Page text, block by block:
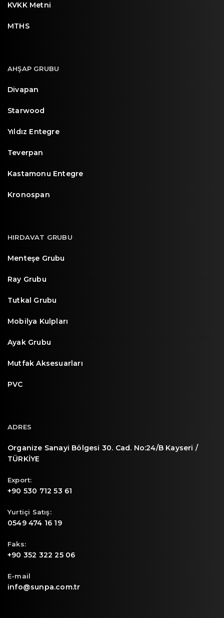
KVKK Metni
MTHS
AHŞAP GRUBU
Divapan
Starwood
Yıldız Entegre
Teverpan
Kastamonu Entegre
Kronospan
HIRDAVAT GRUBU
Menteşe Grubu
Ray Grubu
Tutkal Grubu
Mobilya Kulpları
Ayak Grubu
Mutfak Aksesuarları
PVC
ADRES
Organize Sanayi Bölgesi 30. Cad. No:24/B Kayseri /
TÜRKİYE
Export:
+90 530 712 53 61
Yurtiçi Satış:
0549 474 16 19
Faks:
+90 352 322 25 06
E-mail
info@sunpa.com.tr